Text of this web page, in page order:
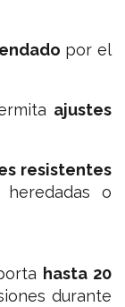
por el
ajustes
resistentes
o
hasta 20
durante